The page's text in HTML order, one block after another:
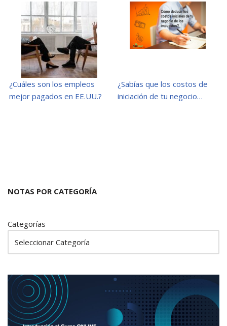
¿Cuáles son los empleos
mejor pagados en EE.UU.?
¿Sabías que los costos de
iniciación de tu negocio…
NOTAS POR CATEGORÍA
Categorías